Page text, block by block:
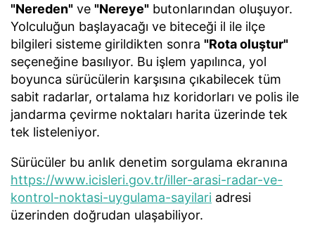
"Nereden" ve "Nereye" butonlarından oluşuyor.
Yolculuğun başlayacağı ve biteceği il ile ilçe
bilgileri sisteme girildikten sonra "Rota oluştur"
seçeneğine basılıyor. Bu işlem yapılınca, yol
boyunca sürücülerin karşısına çıkabilecek tüm
sabit radarlar, ortalama hız koridorları ve polis ile
jandarma çevirme noktaları harita üzerinde tek
tek listeleniyor.
Sürücüler bu anlık denetim sorgulama ekranına
https://www.icisleri.gov.tr/iller-arasi-radar-ve-
kontrol-noktasi-uygulama-sayilari adresi
üzerinden doğrudan ulaşabiliyor.